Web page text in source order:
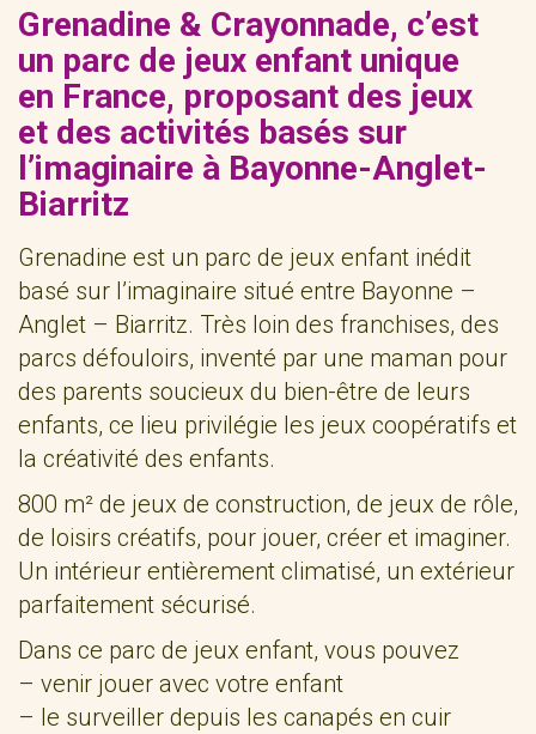
Grenadine & Crayonnade, c’est
un parc de jeux enfant unique
en France, proposant des jeux
et des activités basés sur
l’imaginaire à Bayonne-Anglet-
Biarritz
Grenadine est un parc de jeux enfant inédit
basé sur l’imaginaire situé entre Bayonne –
Anglet – Biarritz. Très loin des franchises, des
parcs défouloirs, inventé par une maman pour
des parents soucieux du bien-être de leurs
enfants, ce lieu privilégie les jeux coopératifs et
la créativité des enfants.
800 m² de jeux de construction, de jeux de rôle,
de loisirs créatifs, pour jouer, créer et imaginer.
Un intérieur entièrement climatisé, un extérieur
parfaitement sécurisé.
Dans ce parc de jeux enfant, vous pouvez
– venir jouer avec votre enfant
– le surveiller depuis les canapés en cuir